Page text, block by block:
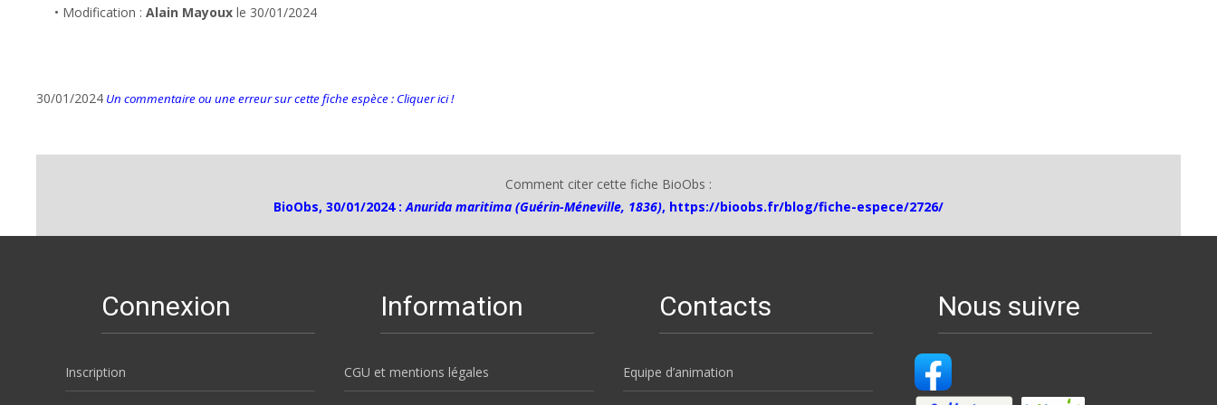
• Modification : Alain Mayoux le 30/01/2024
30/01/2024 Un commentaire ou une erreur sur cette fiche espèce : Cliquer ici !
Comment citer cette fiche BioObs :
BioObs, 30/01/2024 : Anurida maritima (Guérin-Méneville, 1836), https://bioobs.fr/blog/fiche-espece/2726/
Connexion
Inscription
Information
CGU et mentions légales
Contacts
Equipe d’animation
Nous suivre